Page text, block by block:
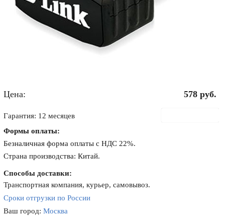
Цена: 578 руб.
Гарантия: 12 месяцев
Формы оплаты:
Безналичная форма оплаты с НДС 22%.
Страна производства: Китай.
Способы доставки:
Транспортная компания, курьер, самовывоз.
Сроки отгрузки по России
Ваш город:Москва